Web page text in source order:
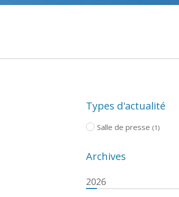
Types d'actualité
Salle de presse (1)
Archives
2026